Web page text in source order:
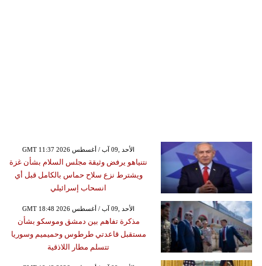
GMT 11:37 2026 الأحد ,09 آب / أغسطس
نتنياهو يرفض وثيقة مجلس السلام بشأن غزة
ويشترط نزع سلاح حماس بالكامل قبل أي
انسحاب إسرائيلي
GMT 18:48 2026 الأحد ,09 آب / أغسطس
مذكرة تفاهم بين دمشق وموسكو بشأن
مستقبل قاعدتي طرطوس وحميميم وسوريا
تتسلم مطار اللاذقية